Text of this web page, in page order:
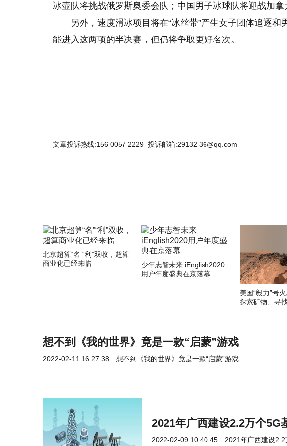
冰壶队将挑战俄罗斯奥委会队；中国男子冰球队将迎战加拿
另外，速度滑冰项目将在“冰丝带”产生女子团体追逐
能进入这两项的半决赛，但仍将争取更好名次。
文章投诉热线:156 0057 2229 投诉邮箱:29132 36@qq.com
北京超算“名”“利”双收，超算
商业化已经来临
少年志智未来 iEnglish2020
用户年度盛典在京落幕
美国“毅力”号
探索矿物、寻
想不到《我的世界》竟是一款“启蒙”游戏
2022-02-11 16:27:38 想不到《我的世界》竟是一款“启蒙”游戏
2021年广西建设2.2万个5G
2022-02-09 10:40:45 2021年广西建设